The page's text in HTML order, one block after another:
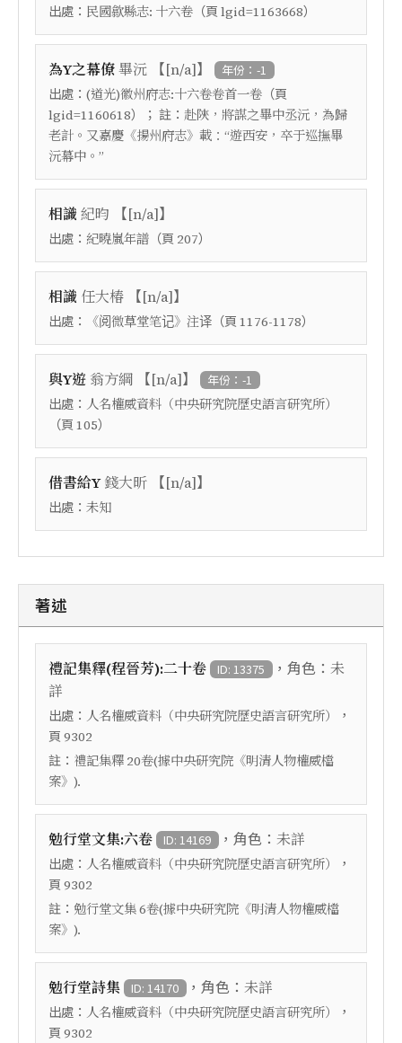
出處： 民國歙縣志: 十六卷 （頁 lgid=1163668）
為Y之幕僚畢沅 【[n/a]】 年份：-1
出處： (道光)徽州府志:十六卷卷首一卷 （頁
lgid=1160618）； 註： 赴陝，將謀之畢中丞沅，為歸
老計。又嘉慶《揚州府志》載：“遊西安，卒于巡撫畢
沅幕中。”
相識紀昀 【[n/a]】
出處： 紀曉嵐年譜 （頁 207）
相識 任大椿 【[n/a]】
出處： 《阅微草堂笔记》注译 （頁 1176-1178）
與Y遊 翁方綱 【[n/a]】 年份：-1
出處： 人名權威資料（中央研究院歷史語言研究所）
（頁 105）
借書給Y 錢大昕 【[n/a]】
出處： 未知
著述
禮記集釋(程晉芳):二十卷 ID: 13375 ，角色： 未
詳
出處： 人名權威資料（中央研究院歷史語言研究所）
，
頁 9302
註： 禮記集釋 20卷(據中央研究院《明清人物權威檔
案》).
勉行堂文集:六卷 ID: 14169 ，角色： 未詳
出處： 人名權威資料（中央研究院歷史語言研究所）
，
頁 9302
註： 勉行堂文集 6卷(據中央研究院《明清人物權威檔
案》).
勉行堂詩集 ID: 14170 ，角色： 未詳
出處： 人名權威資料（中央研究院歷史語言研究所）
，
頁 9302